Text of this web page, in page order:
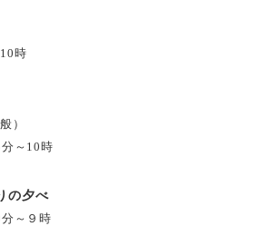
時
）
～10時
の夕べ
～９時